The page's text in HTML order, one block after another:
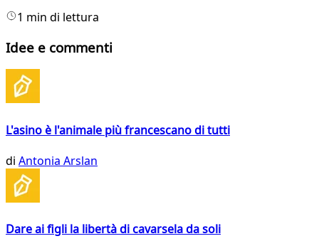
1 min di lettura
Idee e commenti
L'asino è l'animale più francescano di tutti
di Antonia Arslan
Dare ai figli la libertà di cavarsela da soli